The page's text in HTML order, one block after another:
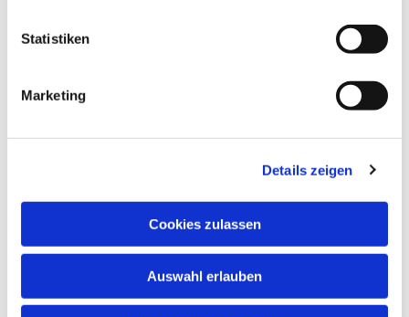
Statistiken
Marketing
Details zeigen
Cookies zulassen
Auswahl erlauben